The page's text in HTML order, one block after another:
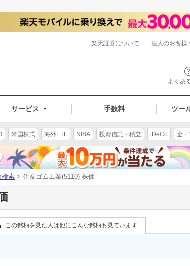
よくあ
サービス 手数料 ツー
楽天証券について 法人のお客様
米国株式 海外ETF NISA 投資信託・積立 iDeCo 金
検索 > 住友ゴム工業(5110) 株価
この銘柄を見た人は他にこんな銘柄も見ています